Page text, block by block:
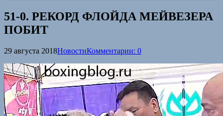
51-0. РЕКОРД ФЛОЙДА МЕЙВЕЗЕРА
ПОБИТ
29 августа 2018НовостиКомментарии: 0